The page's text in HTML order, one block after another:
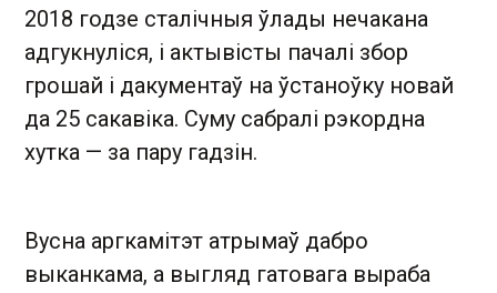
2018 годзе сталічныя ўлады нечакана
адгукнуліся, і актывісты пачалі збор
грошай і дакументаў на ўстаноўку новай
да 25 сакавіка. Суму сабралі рэкордна
хутка — за пару гадзін.
Вусна аргкамітэт атрымаў дабро
выканкама, а выгляд гатовага выраба